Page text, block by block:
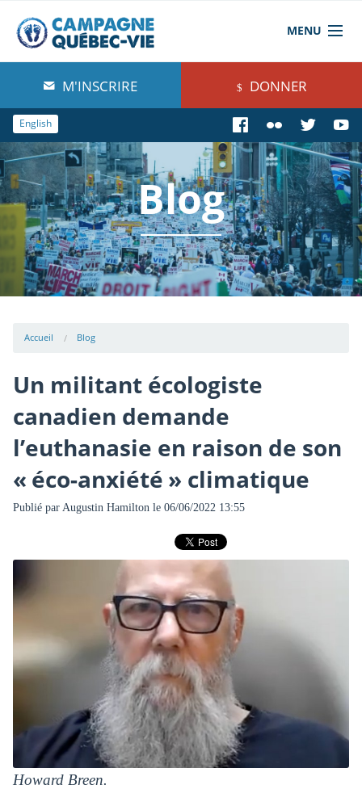
MENU
À propos de nous
Blog
Comprendre
Agir
Boutique
M'INSCRIRE DONNER
English
Blog
Accueil Blog
Un militant écologiste
canadien demande
l’euthanasie en raison de son
« éco-anxiété » climatique
Publié par Augustin Hamilton le 06/06/2022 13:55
Howard Breen.